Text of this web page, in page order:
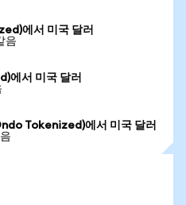
에서 미국 달러
음
서 미국 달러
Tokenized)에서 미국 달러